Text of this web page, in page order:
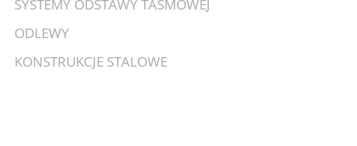
SYSTEMY ODSTAWY TAŚMOWEJ
ODLEWY
KONSTRUKCJE STALOWE